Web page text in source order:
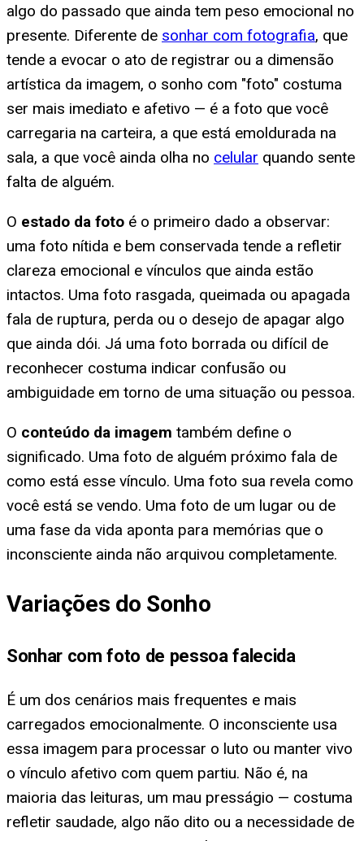
algo do passado que ainda tem peso emocional no
presente. Diferente de sonhar com fotografia, que
tende a evocar o ato de registrar ou a dimensão
artística da imagem, o sonho com "foto" costuma
ser mais imediato e afetivo — é a foto que você
carregaria na carteira, a que está emoldurada na
sala, a que você ainda olha no celular quando sente
falta de alguém.
O estado da foto é o primeiro dado a observar:
uma foto nítida e bem conservada tende a refletir
clareza emocional e vínculos que ainda estão
intactos. Uma foto rasgada, queimada ou apagada
fala de ruptura, perda ou o desejo de apagar algo
que ainda dói. Já uma foto borrada ou difícil de
reconhecer costuma indicar confusão ou
ambiguidade em torno de uma situação ou pessoa.
O conteúdo da imagem também define o
significado. Uma foto de alguém próximo fala de
como está esse vínculo. Uma foto sua revela como
você está se vendo. Uma foto de um lugar ou de
uma fase da vida aponta para memórias que o
inconsciente ainda não arquivou completamente.
Variações do Sonho
Sonhar com foto de pessoa falecida
É um dos cenários mais frequentes e mais
carregados emocionalmente. O inconsciente usa
essa imagem para processar o luto ou manter vivo
o vínculo afetivo com quem partiu. Não é, na
maioria das leituras, um mau presságio — costuma
refletir saudade, algo não dito ou a necessidade de